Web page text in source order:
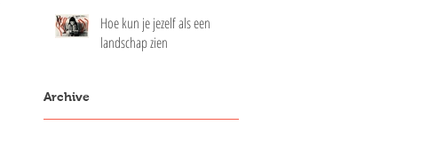
Hoe kun je jezelf als een
landschap zien
Archive